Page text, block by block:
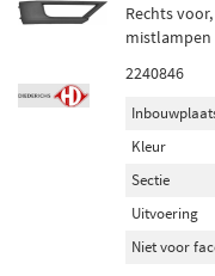
Rechts
mistlampen
2240846
Kleur
Sectie
Uitvoering
Niet voor